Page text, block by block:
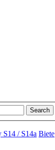
Search
S14 / S14a Biete